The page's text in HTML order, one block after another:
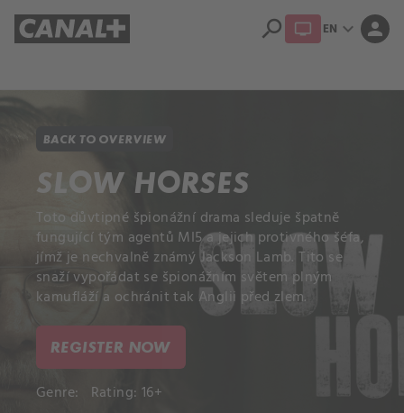
search EN expand_more person
BACK TO OVERVIEW
SLOW HORSES
Toto důvtipné špionážní drama sleduje špatně
fungující tým agentů MI5 a jejich protivného šéfa,
jímž je nechvalně známý Jackson Lamb. Tito se
snaží vypořádat se špionážním světem plným
kamufláží a ochránit tak Anglii před zlem.
REGISTER NOW
Genre: Rating: 16+